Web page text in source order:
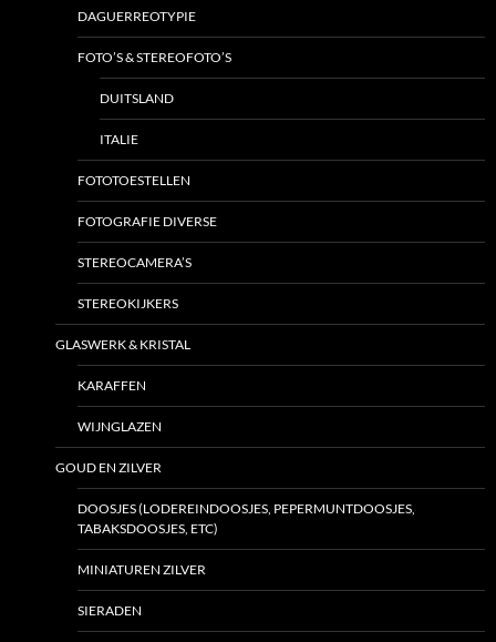
DAGUERREOTYPIE
FOTO’S & STEREOFOTO’S
DUITSLAND
ITALIE
FOTOTOESTELLEN
FOTOGRAFIE DIVERSE
STEREOCAMERA’S
STEREOKIJKERS
GLASWERK & KRISTAL
KARAFFEN
WIJNGLAZEN
GOUD EN ZILVER
DOOSJES (LODEREINDOOSJES, PEPERMUNTDOOSJES,
TABAKSDOOSJES, ETC)
MINIATUREN ZILVER
SIERADEN